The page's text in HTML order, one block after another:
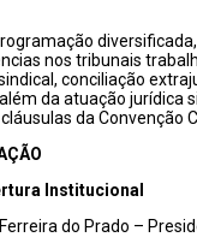
nos tribunais
conciliação
da atuação jurídica
da Convenção
Institucional
do Prado –